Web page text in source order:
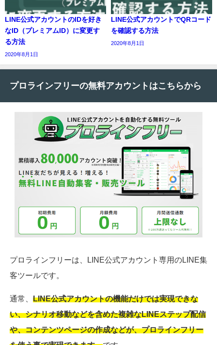
LINE公式アカウントのIDを好き
なID（プレミアムID）に変更す
る方法
2020年8月1日
LINE公式アカウントでQRコード
を確認する方法
2020年8月1日
プロラインフリーの無料アカウントはこちらから
プロラインフリーは、LINE公式アカウント専用のLINE集
客ツールです。
通常、 LINE公式アカウントの機能だけでは実現できな
い、シナリオ移動などを含めた複雑なLINEステップ配信
や、コンテンツページの作成などが、プロラインフリー